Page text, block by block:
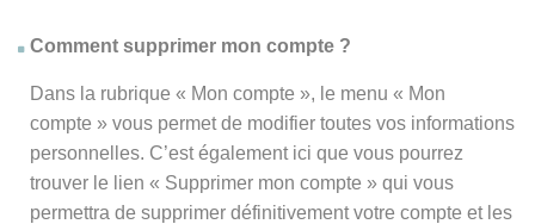
Comment supprimer mon compte ?
Dans la rubrique « Mon compte », le menu « Mon
compte » vous permet de modifier toutes vos informations
personnelles. C’est également ici que vous pourrez
trouver le lien « Supprimer mon compte » qui vous
permettra de supprimer définitivement votre compte et les